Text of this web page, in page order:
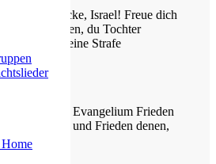
Zion! Frohlocke, Israel! Freue dich
Herzen, du Tochter
HERR hat deine Strafe
und hat im Evangelium Frieden
ihr fern wart, und Frieden denen,